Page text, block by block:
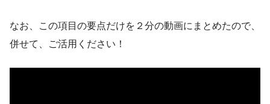
なお、この項目の要点だけを２分の動画にまとめたので、
併せて、ご活用ください！